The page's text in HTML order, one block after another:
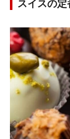
スイスの定